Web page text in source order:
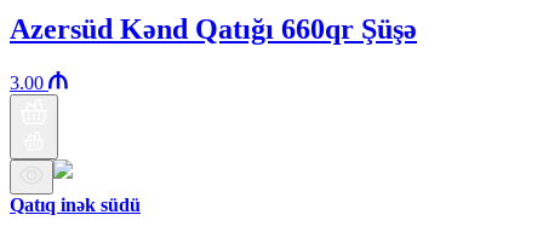
Azersüd Kənd Qatığı 660qr Şüşə
3.00
Qatıq inək südü